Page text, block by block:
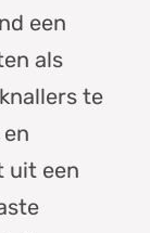
een
als
te
uit een